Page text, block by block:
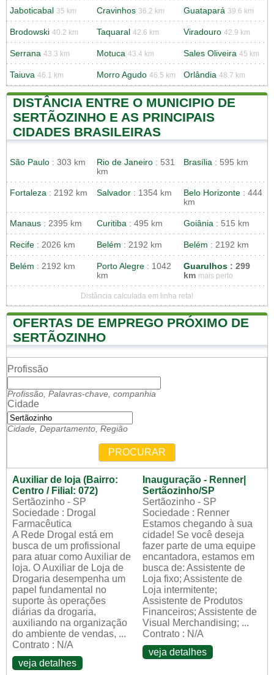
Jaboticabal 35 km Cravinhos 36.2 km Guatapará 39.6 km
Brodowski 40.2 km Taquaral 42.6 km Viradouro 42.9 km
Serrana 43.3 km Motuca 43.4 km Sales Oliveira 45 km
Taiuva 46.1 km Morro Agudo 46.5 km Orlândia 48.7 km
DISTÂNCIA ENTRE O MUNICIPIO DE
SERTÃOZINHO E AS PRINCIPAIS
CIDADES BRASILEIRAS
São Paulo : 303 km Rio de Janeiro : 531
km
Brasília : 595 km
Fortaleza : 2192 km Salvador : 1354 km Belo Horizonte : 444
km
Manaus : 2395 km Curitiba : 495 km Goiânia : 515 km
Recife : 2026 km Belém : 2192 km Belém : 2192 km
Belém : 2192 km Porto Alegre : 1042
km
Guarulhos : 299
km mais perto
Distância calculada em linha reta!
OFERTAS DE EMPREGO PRÓXIMO DE
SERTÃOZINHO
Profissão
Profissão, Palavras-chave, companhia
Cidade
Cidade, Departamento, Região
PROCURAR
Auxiliar de loja (Bairro:
Centro / Filial: 072)
Sertãozinho - SP
Sociedade : Drogal
Farmacêutica
A Rede Drogal está em
busca de um profissional
para atuar como Auxiliar de
loja. O Auxiliar de Loja de
Drogaria desempenha um
papel fundamental no
suporte às operações
diárias da drogaria,
auxiliando na organização
do ambiente de vendas, ...
Contrato : N/A
veja detalhes
Inauguração - Renner|
Sertãozinho/SP
Sertãozinho - SP
Sociedade : Renner
Estamos chegando à sua
cidade! Se você deseja
fazer parte de uma equipe
encantadora, estamos em
busca de: Assistente de
Loja fixo; Assistente de
Loja intermitente;
Assistente de Produtos
Financeiros; Assistente de
Visual Merchandising; ...
Contrato : N/A
veja detalhes